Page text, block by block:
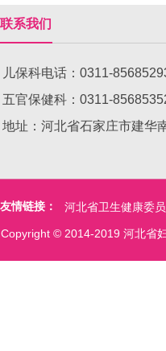
河北省卫生健康委
友情链接：
Copyright © 2014-2019 河北省
联系我们
儿保科电话：0311-
五官保健科：0311-
地址：河北省石家庄市建华